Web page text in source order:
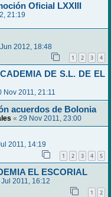
Oficial LXXIII
21:19
2012, 18:48
1 2 3 4
DE S.L. DE EL
Nov 2011, 21:11
acuerdos de Bolonia
« 29 Nov 2011, 23:00
2011, 14:19
1 2 3 4 5
EL ESCORIAL
Jul 2011, 16:12
1 2